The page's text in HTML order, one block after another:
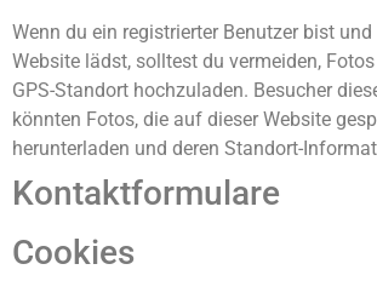
Wenn du ein registrierter Benutzer bist
Website lädst, solltest du vermeiden,
GPS-Standort hochzuladen. Besucher
könnten Fotos, die auf dieser Website
herunterladen und deren Standort-
Kontaktformulare
Cookies